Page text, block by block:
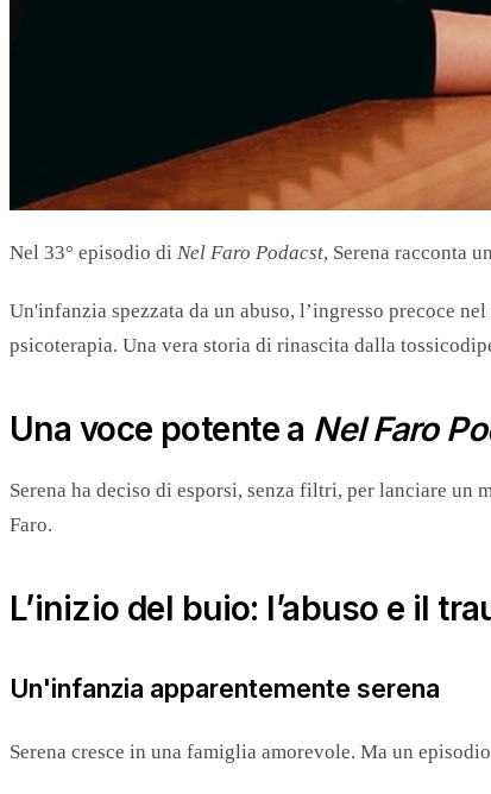
Nel 33° episodio di Nel Faro Podacst, Serena racconta
Un'infanzia spezzata da un abuso, l’ingresso precoce
psicoterapia. Una vera storia di rinascita dalla
Una voce potente a Nel Faro
Serena ha deciso di esporsi, senza filtri, per lanciare un
Faro.
L’inizio del buio: l’abuso e il
Un'infanzia apparentemente serena
Serena cresce in una famiglia amorevole. Ma un